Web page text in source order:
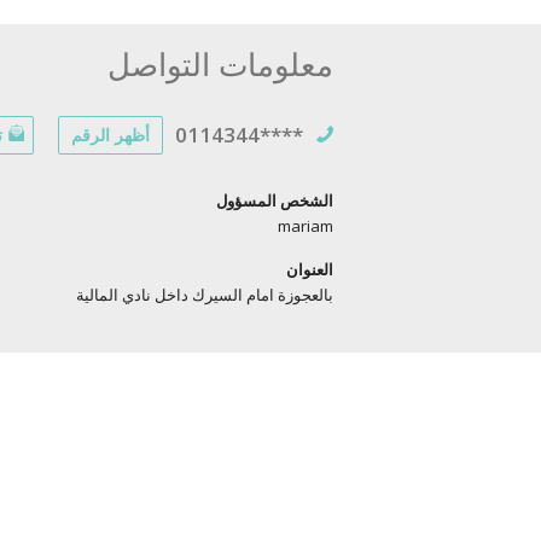
معلومات التواصل
0114344**** أظهر الرقم
الشخص المسؤول
mariam
العنوان
بالعجوزة امام السيرك داخل نادي المالية